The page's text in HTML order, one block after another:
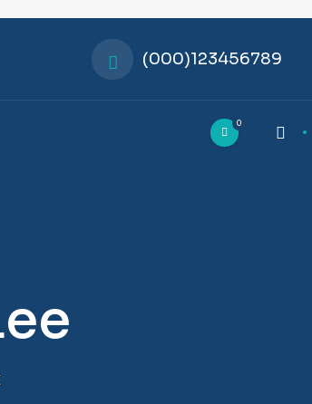
(000)123456789
0